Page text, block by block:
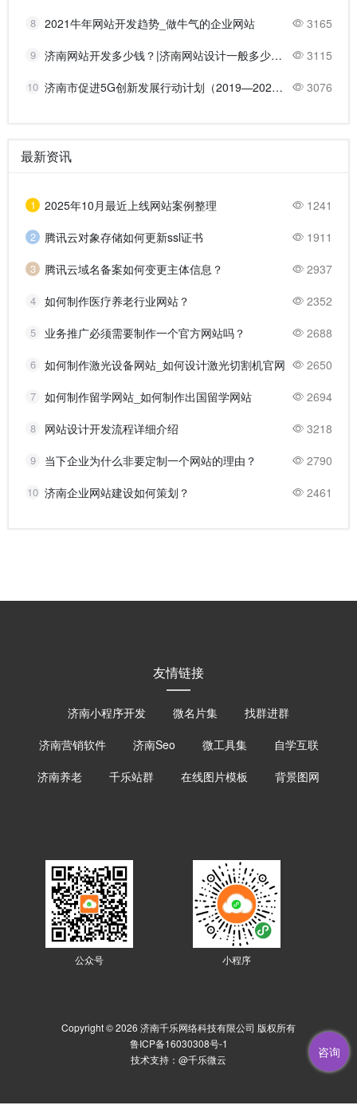
8 3165
2021牛年网站开发趋势_做牛气的企业网站
9 3115
济南网站开发多少钱？|济南网站设计一般多少钱？
10 3076
济南市促进5G创新发展行动计划（2019—2021年）的主要任务
最新资讯
1 1241
2025年10月最近上线网站案例整理
2 1911
腾讯云对象存储如何更新ssl证书
3 2937
腾讯云域名备案如何变更主体信息？
4 2352
如何制作医疗养老行业网站？
5 2688
业务推广必须需要制作一个官方网站吗？
6 2650
如何制作激光设备网站_如何设计激光切割机官网
7 2694
如何制作留学网站_如何制作出国留学网站
8 3218
网站设计开发流程详细介绍
9 2790
当下企业为什么非要定制一个网站的理由？
10 2461
济南企业网站建设如何策划？
友情链接
济南小程序开发 微名片集
找群进群
济南营销软件
济南Seo 微工具集
自学互联
济南养老
千乐站群 在线图片模板 背景图网
公众号 小程序
Copyright © 2026 济南千乐网络科技有限公司 版权所有
鲁ICP备16030308号-1
技术支持： @千乐微云 咨询